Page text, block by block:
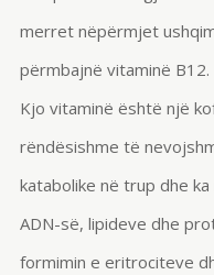
merret nëpërmjet
përmbajnë vitaminë B12.
Kjo vitaminë është një
rëndësishme të
katabolike në trup dhe
ADN-së, lipideve dhe
formimin e eritrociteve